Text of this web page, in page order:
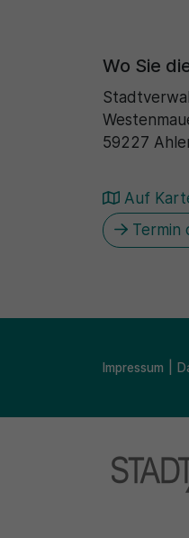
Wo Sie
59227
Auf
Termin
Impressum